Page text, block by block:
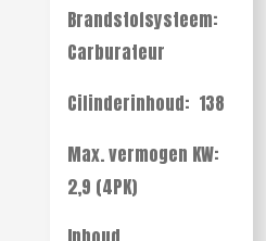
Brandstofsysteem:
Carburateur
Cilinderinhoud: 138
Max. vermogen KW:
2,9 (4PK)